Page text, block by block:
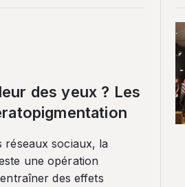
des yeux ? Les
réseaux sociaux, la
une opération
des effets